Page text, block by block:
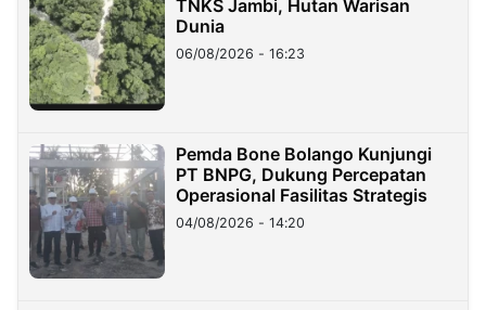
TNKS Jambi, Hutan Warisan
Dunia
06/08/2026 - 16:23
Pemda Bone Bolango Kunjungi
PT BNPG, Dukung Percepatan
Operasional Fasilitas Strategis
04/08/2026 - 14:20